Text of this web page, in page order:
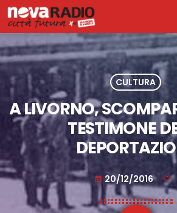
CULTURA
A LIVORNO,
TESTIMONE
today 20/12/2016